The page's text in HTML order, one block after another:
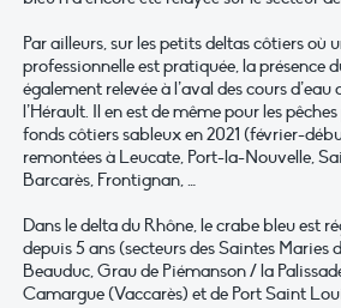
Par ailleurs, sur les petits deltas côtiers où
professionnelle est pratiquée, la présence
également relevée à l’aval des cours d’eau
l’Hérault. Il en est de même pour les
fonds côtiers sableux en 2021 (février-
remontées à Leucate, Port-la-Nouvelle,
Barcarès, Frontignan, …
Dans le delta du Rhône, le crabe bleu est
depuis 5 ans (secteurs des Saintes Maries
Beauduc, Grau de Piémanson / la
Camargue (Vaccarès) et de Port Saint